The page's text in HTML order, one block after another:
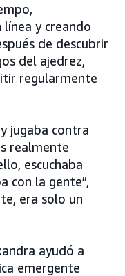
y creando
de descubrir
del ajedrez,
regularmente
jugaba contra
realmente
escuchaba
con la gente”,
era solo un
ayudó a
emergente